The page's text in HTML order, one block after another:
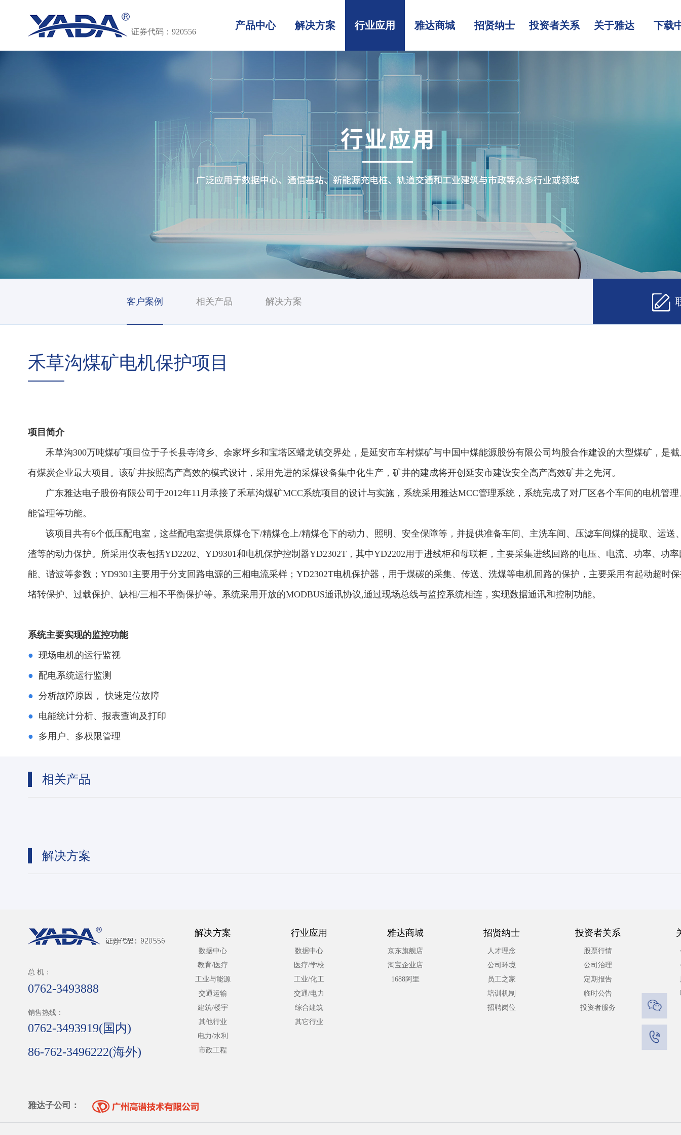


证券代码：920556
产品中心 解决方案 行业应用 雅达商城 招贤纳士 投资者关系 关于雅达 下载
客户案例 相关产品 解决方案
禾草沟煤矿电机保护项目
项目简介
禾草沟300万吨煤矿项目位于子长县寺湾乡、余家坪乡和宝塔区蟠龙镇交界处，是延安市车村煤矿与中国中煤能源股份有限公司均股合作建设的大型煤矿，是
有煤炭企业最大项目。该矿井按照高产高效的模式设计，采用先进的采煤设备集中化生产，矿井的建成将开创延安市建设安全高产高效矿井之先河。
广东雅达电子股份有限公司于2012年11月承接了禾草沟煤矿MCC系统项目的设计与实施，系统采用雅达MCC管理系统，系统完成了对厂区各个车间的电机管
能管理等功能。
该项目共有6个低压配电室，这些配电室提供原煤仓下/精煤仓上/精煤仓下的动力、照明、安全保障等，并提供准备车间、主洗车间、压滤车间煤的提取、运送
渣等的动力保护。所采用仪表包括YD2202、YD9301和电机保护控制器YD2302T，其中YD2202用于进线柜和母联柜，主要采集进线回路的电压、电流、功率、功
能、谐波等参数；YD9301主要用于分支回路电源的三相电流采样；YD2302T电机保护器，用于煤碳的采集、传送、洗煤等电机回路的保护，主要采用有起动超时
堵转保护、过载保护、缺相/三相不平衡保护等。系统采用开放的MODBUS通讯协议,通过现场总线与监控系统相连，实现数据通讯和控制功能。
系统主要实现的监控功能
● 现场电机的运行监视
● 配电系统运行监测
● 分析故障原因， 快速定位故障
● 电能统计分析、报表查询及打印
● 多用户、多权限管理
相关产品
解决方案
总 机：
0762-3493888
销售热线：
0762-3493919(国内)
86-762-3496222(海外)
解决方案
数据中心
教育/医疗
工业与能源
交通运输
建筑/楼宇
其他行业
电力/水利
市政工程
行业应用
数据中心
医疗/学校
工业/化工
交通/电力
综合建筑
其它行业
雅达商城
京东旗舰店
淘宝企业店
1688阿里
招贤纳士
人才理念
公司环境
员工之家
培训机制
招聘岗位
投资者关系
股票行情
公司治理
定期报告
临时公告
投资者服务
雅达子公司：